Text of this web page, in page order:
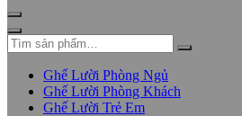
Ghế Lười Phòng Ngủ
Ghế Lười Phòng Khách
Ghế Lười Trẻ Em